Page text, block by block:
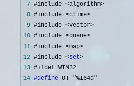
7
8
9
10
11
12 #include <set
13
14 #define